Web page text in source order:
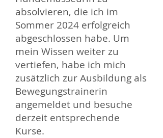
absolvieren, die ich im
Sommer 2024 erfolgreich
abgeschlossen habe. Um
mein Wissen weiter zu
vertiefen, habe ich mich
zusätzlich zur Ausbildung als
Bewegungstrainerin
angemeldet und besuche
derzeit entsprechende
Kurse.